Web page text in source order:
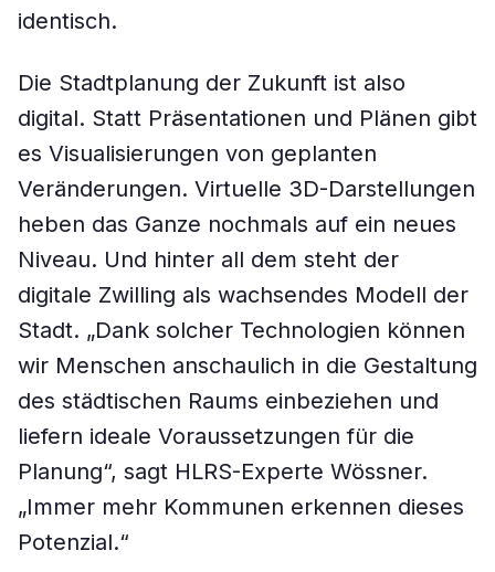
identisch.
Die Stadtplanung der Zukunft ist also
digital. Statt Präsentationen und Plänen gibt
es Visualisierungen von geplanten
Veränderungen. Virtuelle 3D-Darstellungen
heben das Ganze nochmals auf ein neues
Niveau. Und hinter all dem steht der
digitale Zwilling als wachsendes Modell der
Stadt. „Dank solcher Technologien können
wir Menschen anschaulich in die Gestaltung
des städtischen Raums einbeziehen und
liefern ideale Voraussetzungen für die
Planung“, sagt HLRS-Experte Wössner.
„Immer mehr Kommunen erkennen dieses
Potenzial.“